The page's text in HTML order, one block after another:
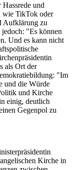
und
wie TikTok oder
Aufklärung zu
jedoch: "Es können
Und es kann nicht
als Ort der
"Im
und die Würde
und Kirche
einig, deutlich
Gegenpol zu
Kirche in